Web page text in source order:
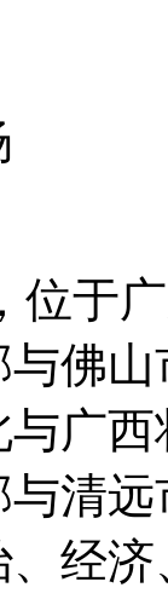
位于
佛
广
清
经